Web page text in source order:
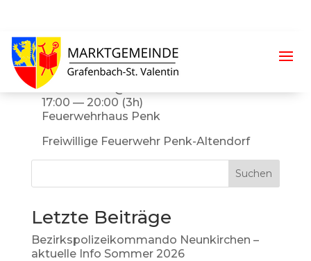
Nikolaus-Umzug
Dezember 6 @ 17:00
17:00 — 20:00 (3h)
Feuerwehrhaus Penk
Freiwillige Feuerwehr Penk-Altendorf
Suchen
Letzte Beiträge
Bezirkspolizeikommando Neunkirchen –
aktuelle Info Sommer 2026